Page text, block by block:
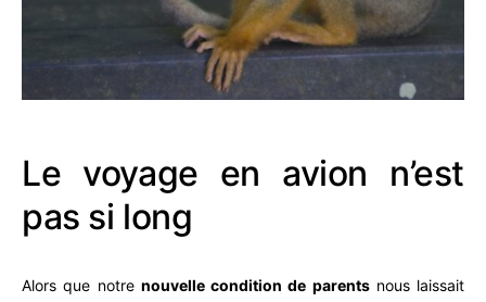
Le voyage en avion n’est
pas si long
Alors que notre nouvelle condition de parentsnous laissait